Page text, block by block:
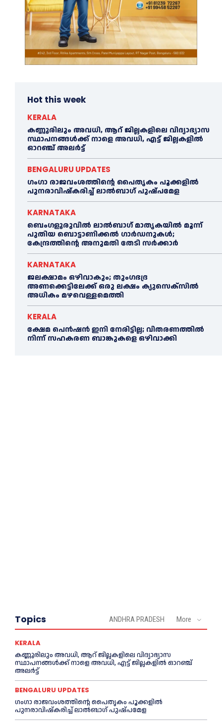
Hot this week
KERALA
കണ്ണൂരിലും അവധി, ആറ് ജില്ലകളിലെ വിദ്യാഭ്യാസ
സ്ഥാപനങ്ങൾക്ക് നാളെ അവധി, എട്ട് ജില്ലകളിൽ
ഓറഞ്ച് അലർട്ട്
BENGALURU UPDATES
ഗംഗാ രാജവംശത്തിന്റെ പൈതൃകം പൂക്കളിൽ
പുനരാവിഷ്‌കരിച്ച് ലാൽബാഗ് പുഷ്പമേള
KARNATAKA
ബെംഗളൂരുവിൽ ലാൽബാഗ് മാതൃകയിൽ മൂന്ന്
പുതിയ ബൊട്ടാണിക്കൽ ഗാർഡനുകൾ;
കേന്ദ്രത്തിന്റെ അനുമതി തേടി സർക്കാർ
KARNATAKA
ജലക്ഷാമം ഒഴിവാകും; തുംഗഭദ്ര
അണക്കെട്ടിലേക്ക് ഒരു ലക്ഷം ക്യുസെക്സില്‍
അധികം മഴവെള്ളമെത്തി
KERALA
ക്ഷേമ പെൻഷൻ ഇനി നേരിട്ടില്ല; വിതരണത്തിൽ
നിന്ന് സഹകരണ ബാങ്കുകളെ ഒഴിവാക്കി
Topics ANDHRA PRADESH More
KERALA
കണ്ണൂരിലും അവധി, ആറ് ജില്ലകളിലെ വിദ്യാഭ്യാസ
സ്ഥാപനങ്ങൾക്ക് നാളെ അവധി, എട്ട് ജില്ലകളിൽ ഓറഞ്ച്
അലർട്ട്
BENGALURU UPDATES
ഗംഗാ രാജവംശത്തിന്റെ പൈതൃകം പൂക്കളിൽ
പുനരാവിഷ്‌കരിച്ച് ലാൽബാഗ് പുഷ്പമേള